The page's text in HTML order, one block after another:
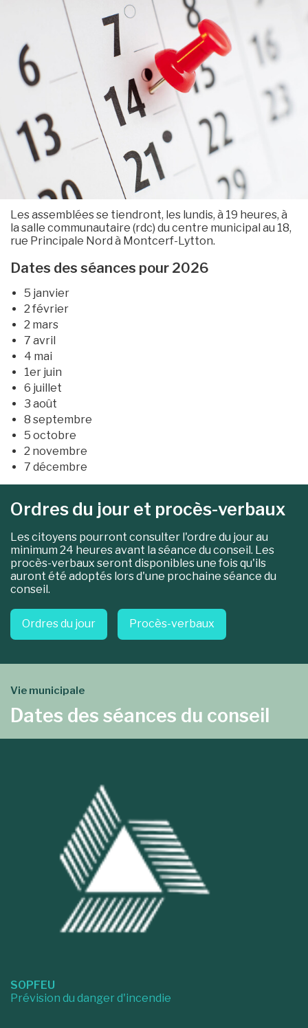
Les assemblées se tiendront, les lundis, à 19 heures, à
la salle communautaire (rdc) du centre municipal au 18,
rue Principale Nord à Montcerf-Lytton.
Dates des séances pour 2026
5 janvier
2 février
2 mars
7 avril
4 mai
1er juin
6 juillet
3 août
8 septembre
5 octobre
2 novembre
7 décembre
Ordres du jour et procès-verbaux
Les citoyens pourront consulter l'ordre du jour au
minimum 24 heures avant la séance du conseil. Les
procès-verbaux seront disponibles une fois qu'ils
auront été adoptés lors d'une prochaine séance du
conseil.
Ordres du jour Procès-verbaux
Vie municipale
Dates des séances du conseil
SOPFEU
Prévision du danger d'incendie